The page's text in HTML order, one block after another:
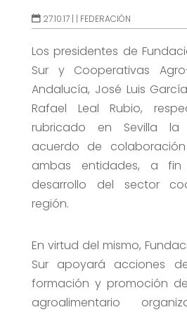
27.10.17 | | FEDERACIÓN
Los presidentes de
Sur y Cooperativas
Andalucía, José Luis
Rafael Leal Rubio,
rubricado en Sevilla la
acuerdo de
ambas entidades, a
desarrollo del sector
región.
En virtud del mismo,
Sur apoyará acciones
formación y promoción
agroalimentario